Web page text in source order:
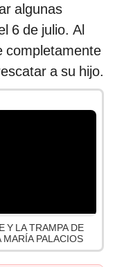
algunas
6 de julio. Al
completamente
a su hijo.
Y LA TRAMPA DE
MARÍA PALACIOS